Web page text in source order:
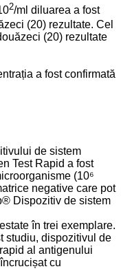
2/ml diluarea a fost
(20) rezultate. Cel
(20) rezultate
a fost confirmată
de sistem
Test Rapid a fost
(10⁶
negative care pot
Dispozitiv de sistem
în trei exemplare.
studiu, dispozitivul de
al antigenului
cu